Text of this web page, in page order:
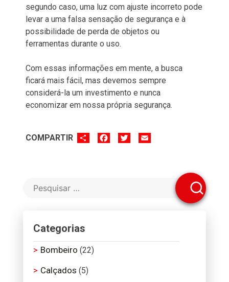
segundo caso, uma luz com ajuste incorreto pode
levar a uma falsa sensação de segurança e à
possibilidade de perda de objetos ou
ferramentas durante o uso.
Com essas informações em mente, a busca
ficará mais fácil, mas devemos sempre
considerá-la um investimento e nunca
economizar em nossa própria segurança.
COMPARTIR SHARE FACEBOOKTWITTER
Categorias
Bombeiro (22)
Calçados (5)